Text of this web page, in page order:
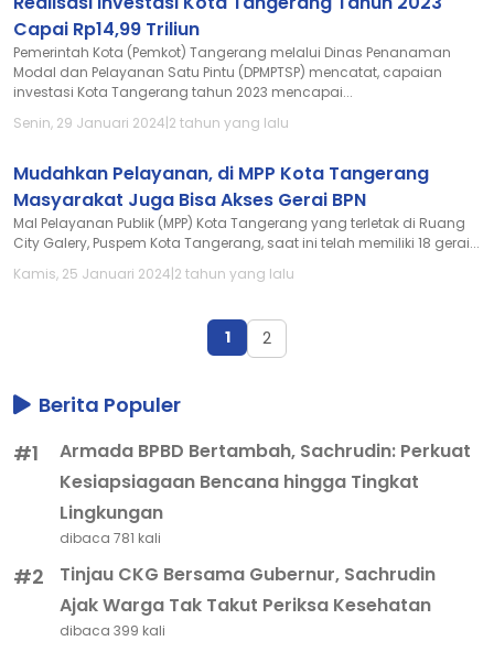
Capai Rp14,99 Triliun
Pemerintah Kota (Pemkot) Tangerang melalui Dinas Penanaman
Modal dan Pelayanan Satu Pintu (DPMPTSP) mencatat, capaian
investasi Kota Tangerang tahun 2023 mencapai...
Senin, 29 Januari 2024|2 tahun yang lalu
Mudahkan Pelayanan, di MPP Kota Tangerang
Masyarakat Juga Bisa Akses Gerai BPN
Mal Pelayanan Publik (MPP) Kota Tangerang yang terletak di Ruang
City Galery, Puspem Kota Tangerang, saat ini telah memiliki 18 gerai...
Kamis, 25 Januari 2024|2 tahun yang lalu
1 2
Berita Populer
#1
Armada BPBD Bertambah, Sachrudin: Perkuat
Kesiapsiagaan Bencana hingga Tingkat
Lingkungan
dibaca 781 kali
#2
Tinjau CKG Bersama Gubernur, Sachrudin
Ajak Warga Tak Takut Periksa Kesehatan
dibaca 399 kali